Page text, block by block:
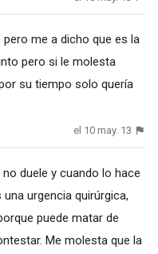
me a dicho que es la
pero si le molesta
su tiempo solo quería
el 10 may. 13
duele y cuando lo hace
urgencia quirúrgica,
puede matar de
Me molesta que la